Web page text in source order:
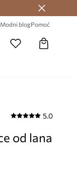
Modni blogPomoć
5.0
od lana